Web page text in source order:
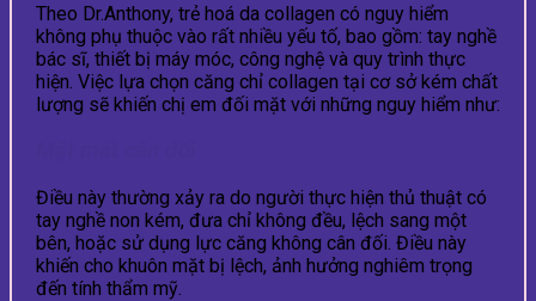
Theo Dr.Anthony, trẻ hoá da collagen có nguy hiểm
không phụ thuộc vào rất nhiều yếu tố, bao gồm: tay nghề
bác sĩ, thiết bị máy móc, công nghệ và quy trình thực
hiện. Việc lựa chọn căng chỉ collagen tại cơ sở kém chất
lượng sẽ khiến chị em đối mặt với những nguy hiểm như:
Điều này thường xảy ra do người thực hiện thủ thuật có
tay nghề non kém, đưa chỉ không đều, lệch sang một
bên, hoặc sử dụng lực căng không cân đối. Điều này
khiến cho khuôn mặt bị lệch, ảnh hưởng nghiêm trọng
đến tính thẩm mỹ.